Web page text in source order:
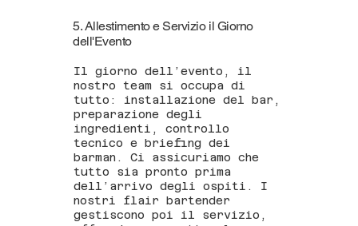
5. Allestimento e Servizio il Giorno
dell'Evento
Il giorno dell’evento, il
nostro team si occupa di
tutto: installazione del bar,
preparazione degli
ingredienti, controllo
tecnico e briefing dei
barman. Ci assicuriamo che
tutto sia pronto prima
dell’arrivo degli ospiti. I
nostri flair bartender
gestiscono poi il servizio,